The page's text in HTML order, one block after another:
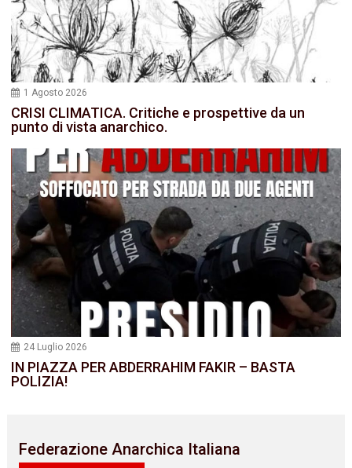
1 Agosto 2026
CRISI CLIMATICA. Critiche e prospettive da un
punto di vista anarchico.
24 Luglio 2026
IN PIAZZA PER ABDERRAHIM FAKIR – BASTA
POLIZIA!
Federazione Anarchica Italiana